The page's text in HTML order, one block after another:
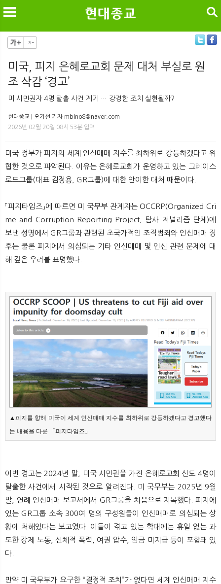
메
뉴 색
검색
미국, 피지 은혜로교회 문제 대처 부실로 원
조 삭감 ‘경고’
미 시민권자 4명 탈출 사건 계기 … 강경한 조치 실현될까?
현대종교 | 오기선 기자 mblno8@naver.com
2026년 02월 20일 08시 53분 입력
미국 정부가 피지의 세계 인신매매 지수를 최하위로 강등하겠다고 위
협한 것으로 파악된다. 이유는 은혜로교회가 운영하고 있는 그레이스
로드그룹(대표 김정용, GR그룹)에 대한 안이한 대처 때문이다.
「피지타임즈」에 따르면 미 국무부 관계자는 OCCRP(Organized Cri
me and Corruption Reporting Project, 탐사 저널리즘 단체)에
보낸 성명에서 GR그룹과 관련된 초국가적인 조직범죄와 인신매매 징
후는 물론 피지에서 의심되는 기타 인신매매 및 인신 관련 문제에 대
해 깊은 우려를 표명했다.
▲피지를 향해 미국이 세계 인신매매 지수를 최하위로 강등하겠다고 경고했다
는 내용을 다룬 「피지타임즈」
이번 경고는 2024년 말, 미국 시민권을 가진 은혜로교회 신도 4명이
탈출한 사건에서 시작된 것으로 알려진다. 미 국무부는 2025년 9월
말, 연례 인신매매 보고서에서 GR그룹을 처음으로 지목했다. 피지에
있는 GR그룹 소속 300여 명의 구성원들이 인신매매로 의심되는 상
황에 처해있다는 보고였다. 이들이 겪고 있는 학대에는 휴일 없는 과
도한 강제 노동, 신체적 폭력, 여권 압수, 임금 미지급 등이 포함돼 있
다.
만약 미 국무부가 요구한 “결정적 조치”가 없다면 세계 인신매매 지수